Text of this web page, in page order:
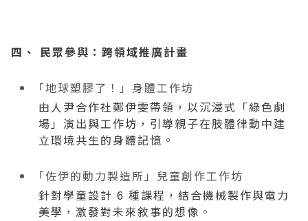
四、 民眾參與：跨領域推廣計畫
「地球塑膠了！」身體工作坊
由人尹合作社鄭伊雯帶領，以沉浸式「綠色劇
場」演出與工作坊，引導親子在肢體律動中建
立環境共生的身體記憶。
「佐伊的動力製造所」兒童創作工作坊
針對學童設計 6 種課程，結合機械製作與電力
美學，激發對未來敘事的想像。